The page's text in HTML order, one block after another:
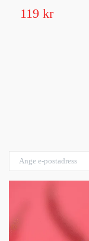
119 kr